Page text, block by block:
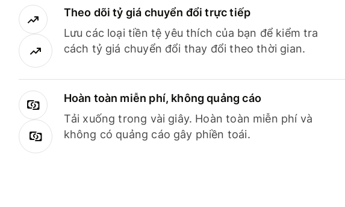
Theo dõi tỷ giá chuyển đổi trực tiếp
Lưu các loại tiền tệ yêu thích của bạn để kiểm tra
cách tỷ giá chuyển đổi thay đổi theo thời gian.
Hoàn toàn miễn phí, không quảng cáo
Tải xuống trong vài giây. Hoàn toàn miễn phí và
không có quảng cáo gây phiền toái.